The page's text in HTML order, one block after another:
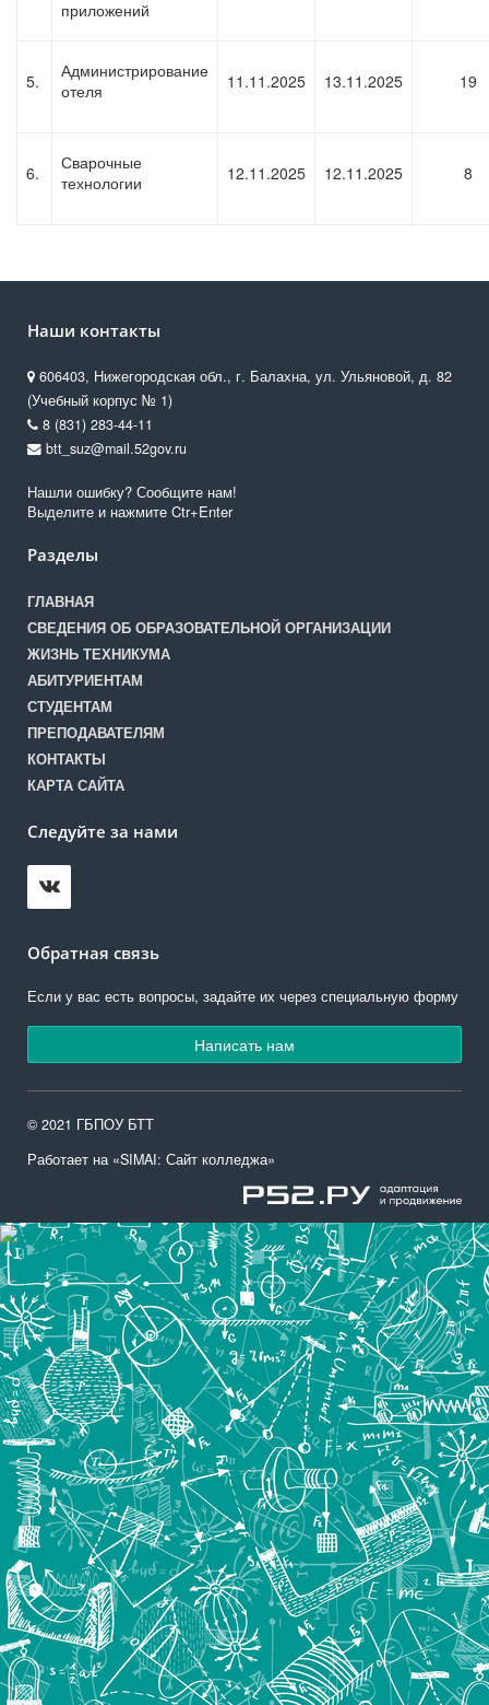
приложений
5.
Администрирование
отеля
11.11.2025 13.11.2025 19
6.
Сварочные
технологии
12.11.2025 12.11.2025 8
Наши контакты
606403, Нижегородская обл., г. Балахна, ул. Ульяновой, д. 82
(Учебный корпус № 1)
8 (831) 283-44-11
btt_suz@mail.52gov.ru
Нашли ошибку? Сообщите нам!
Выделите и нажмите Ctr+Enter
Разделы
ГЛАВНАЯ
СВЕДЕНИЯ ОБ ОБРАЗОВАТЕЛЬНОЙ ОРГАНИЗАЦИИ
ЖИЗНЬ ТЕХНИКУМА
АБИТУРИЕНТАМ
СТУДЕНТАМ
ПРЕПОДАВАТЕЛЯМ
КОНТАКТЫ
КАРТА САЙТА
Следуйте за нами
Обратная связь
Если у вас есть вопросы, задайте их через специальную форму
Написать нам
© 2021 ГБПОУ БТТ
Работает на «SIMAI: Сайт колледжа»